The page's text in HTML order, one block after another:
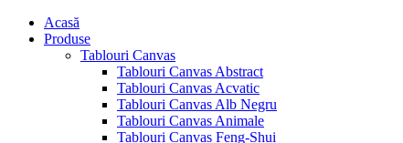
Acasă
Produse
Tablouri Canvas
Tablouri Canvas Abstract
Tablouri Canvas Acvatic
Tablouri Canvas Alb Negru
Tablouri Canvas Animale
Tablouri Canvas Feng-Shui